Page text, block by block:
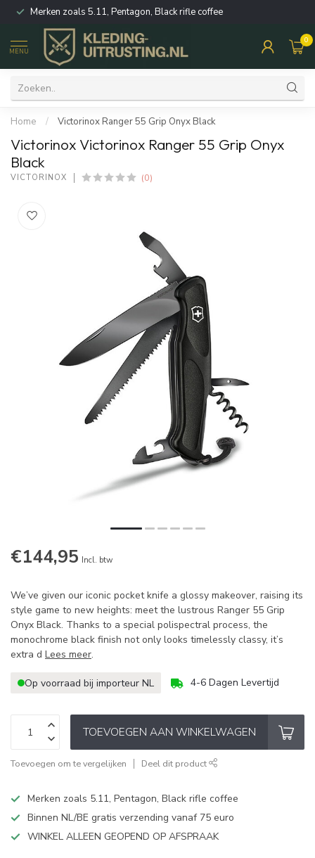
Merken zoals 5.11, Pentagon, Black rifle coffee
MENU
0
Home / Victorinox Ranger 55 Grip Onyx Black
Victorinox Victorinox Ranger 55 Grip Onyx
Black
VICTORINOX (0)
€144,95 Incl. btw
We’ve given our iconic pocket knife a glossy makeover, raising its
style game to new heights: meet the lustrous Ranger 55 Grip
Onyx Black. Thanks to a special polispectral process, the
monochrome black finish not only looks timelessly classy, it’s
extra d Lees meer.
Op voorraad bij importeur NL 4-6 Dagen Levertijd
TOEVOEGEN AAN WINKELWAGEN
Toevoegen om te vergelijken Deel dit product
Merken zoals 5.11, Pentagon, Black rifle coffee
Binnen NL/BE gratis verzending vanaf 75 euro
WINKEL ALLEEN GEOPEND OP AFSPRAAK